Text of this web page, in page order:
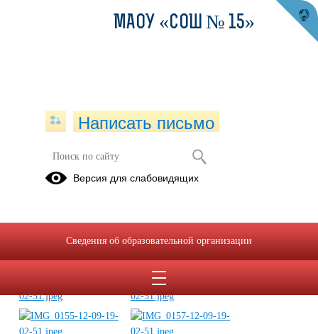
«Декада бега»
МАОУ «СОШ № 15»
Написать письмо
Версия для слабовидящих
Сведения об образовательной организации